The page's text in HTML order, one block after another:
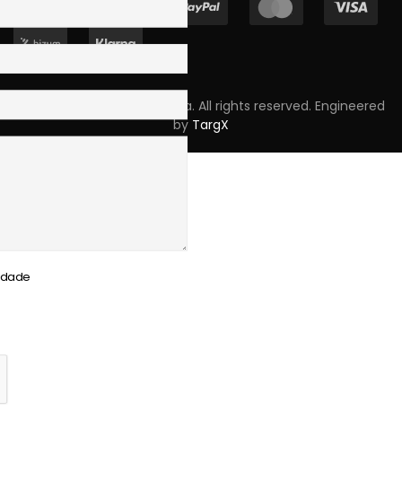
Copyright © 2023 Skpro, Lda. All rights reserved. Engineered
by TargX